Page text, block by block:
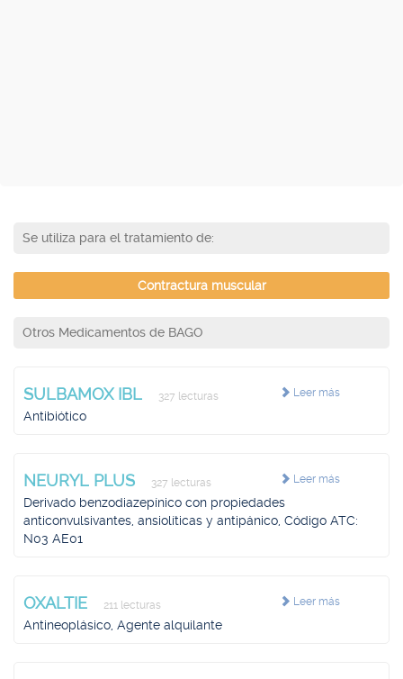
Se utiliza para el tratamiento de:
Contractura muscular
Otros Medicamentos de BAGO
Leer más
SULBAMOX IBL 327 lecturas
Antibiótico
Leer más
NEURYL PLUS 327 lecturas
Derivado benzodiazepínico con propiedades
anticonvulsivantes, ansiolíticas y antipánico, Código ATC:
N03 AE01
Leer más
OXALTIE 211 lecturas
Antineoplásico, Agente alquilante